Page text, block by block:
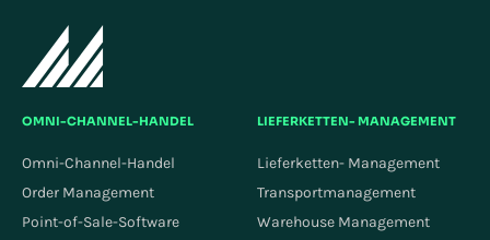
OMNI-CHANNEL-HANDEL
Omni-Channel-Handel
Order Management
Point-of-Sale-Software
LIEFERKETTEN- MANAGEMENT
Lieferketten- Management
Transportmanagement
Warehouse Management